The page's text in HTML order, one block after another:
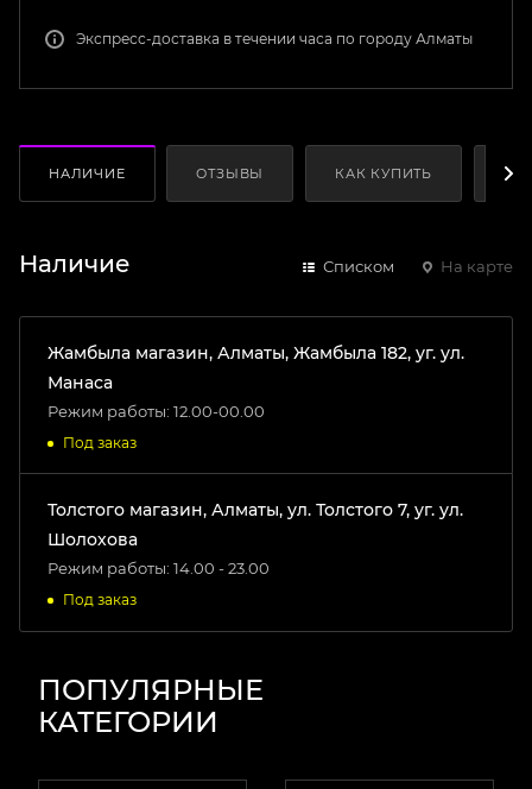
Экспресс-доставка в течении часа по городу Алматы
НАЛИЧИЕ ОТЗЫВЫ КАК КУПИТЬ
Наличие Списком На карте
Жамбыла магазин, Алматы, Жамбыла 182, уг. ул.
Манаса
Режим работы: 12.00-00.00
Под заказ
Толстого магазин, Алматы, ул. Толстого 7, уг. ул.
Шолохова
Режим работы: 14.00 - 23.00
Под заказ
ПОПУЛЯРНЫЕ
КАТЕГОРИИ